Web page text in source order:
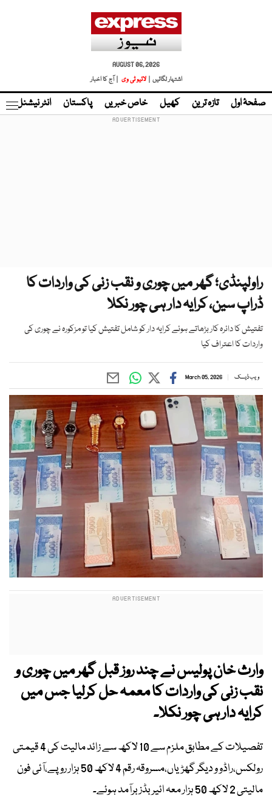
AUGUST 06, 2026
اشتہار لگائیں |
لائیو ٹی وی | آج کا اخبار
صفحۂ اول تازہ ترین کھیل خاص خبریں پاکستان انٹر نیشنل
راولپنڈی؛ گھر میں چوری و نقب زنی کی واردات کا
ڈراپ سین، کرایہ دار ہی چور نکلا
تفتیش کا دائرہ کار بڑھاتے ہوئے کرایہ دار کو شامل تفتیش کیا تو مزکورہ نے چوری کی
واردات کا اعتراف کیا
ویب ڈیسک March 05, 2026
وارث خان پولیس نے چند روز قبل گھر میں چوری و
نقب زنی کی واردات کا معمہ حل کرلیا جس میں
کرایہ دار ہی چور نکلا۔
تفصیلات کے مطابق ملزم سے 10 لاکھ سے زائد مالیت کی 4 قیمتی
رولکس،راڈو و دیگر گھڑیاں،مسروقہ رقم 4 لاکھ 50 ہزار روپے،آئی فون
مالیتی 2 لاکھ 50 ہزار معہ ائیر بڈز برآمد ہوئے۔